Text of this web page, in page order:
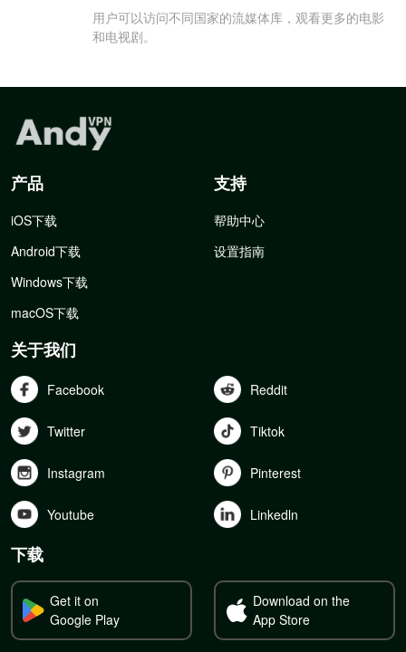
用户可以访问不同国家的流媒体库，观看更多的电影
和电视剧。
产品
iOS下载
Android下载
Windows下载
macOS下载
支持
帮助中心
设置指南
关于我们
Facebook Reddit
Twitter Tiktok
Instagram Pinterest
Youtube Linkedln
下载
Get it on
Google Play
Download on the
App Store